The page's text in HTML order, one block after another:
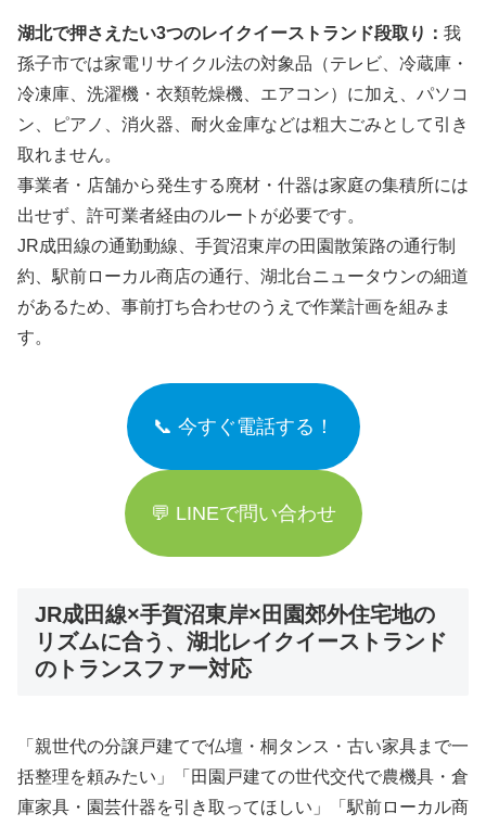
湖北で押さえたい3つのレイクイーストランド段取り： 我
孫子市では家電リサイクル法の対象品（テレビ、冷蔵庫・
冷凍庫、洗濯機・衣類乾燥機、エアコン）に加え、パソコ
ン、ピアノ、消火器、耐火金庫などは粗大ごみとして引き
取れません。
事業者・店舗から発生する廃材・什器は家庭の集積所には
出せず、許可業者経由のルートが必要です。
JR成田線の通勤動線、手賀沼東岸の田園散策路の通行制
約、駅前ローカル商店の通行、湖北台ニュータウンの細道
があるため、事前打ち合わせのうえで作業計画を組みま
す。
📞 今すぐ電話する！
💬 LINEで問い合わせ
JR成田線×手賀沼東岸×田園郊外住宅地の
リズムに合う、湖北レイクイーストランド
のトランスファー対応
「親世代の分譲戸建てで仏壇・桐タンス・古い家具まで一
括整理を頼みたい」「田園戸建ての世代交代で農機具・倉
庫家具・園芸什器を引き取ってほしい」「駅前ローカル商